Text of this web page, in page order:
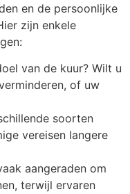
en de persoonlijke
zijn enkele
van de kuur? Wilt u
of uw
soorten
vereisen langere
aangeraden om
terwijl ervaren